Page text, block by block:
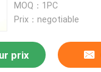
MOQ：1PC
Prix：negotiable
prix